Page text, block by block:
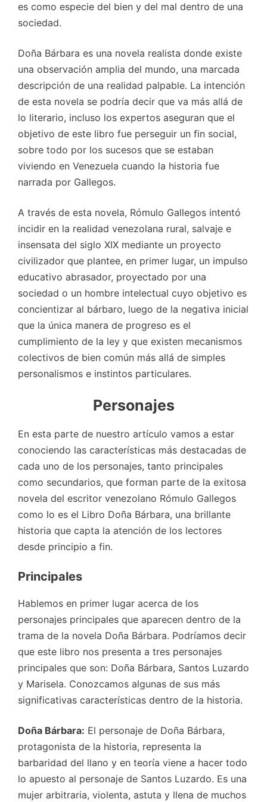
es como especie del bien y del mal dentro de una
sociedad.
Doña Bárbara es una novela realista donde existe
una observación amplia del mundo, una marcada
descripción de una realidad palpable. La intención
de esta novela se podría decir que va más allá de
lo literario, incluso los expertos aseguran que el
objetivo de este libro fue perseguir un fin social,
sobre todo por los sucesos que se estaban
viviendo en Venezuela cuando la historia fue
narrada por Gallegos.
A través de esta novela, Rómulo Gallegos intentó
incidir en la realidad venezolana rural, salvaje e
insensata del siglo XIX mediante un proyecto
civilizador que plantee, en primer lugar, un impulso
educativo abrasador, proyectado por una
sociedad o un hombre intelectual cuyo objetivo es
concientizar al bárbaro, luego de la negativa inicial
que la única manera de progreso es el
cumplimiento de la ley y que existen mecanismos
colectivos de bien común más allá de simples
personalismos e instintos particulares.
Personajes
En esta parte de nuestro artículo vamos a estar
conociendo las características más destacadas de
cada uno de los personajes, tanto principales
como secundarios, que forman parte de la exitosa
novela del escritor venezolano Rómulo Gallegos
como lo es el Libro Doña Bárbara, una brillante
historia que capta la atención de los lectores
desde principio a fin.
Principales
Hablemos en primer lugar acerca de los
personajes principales que aparecen dentro de la
trama de la novela Doña Bárbara. Podríamos decir
que este libro nos presenta a tres personajes
principales que son: Doña Bárbara, Santos Luzardo
y Marisela. Conozcamos algunas de sus más
significativas características dentro de la historia.
Doña Bárbara: El personaje de Doña Bárbara,
protagonista de la historia, representa la
barbaridad del llano y en teoría viene a hacer todo
lo apuesto al personaje de Santos Luzardo. Es una
mujer arbitraria, violenta, astuta y llena de muchos